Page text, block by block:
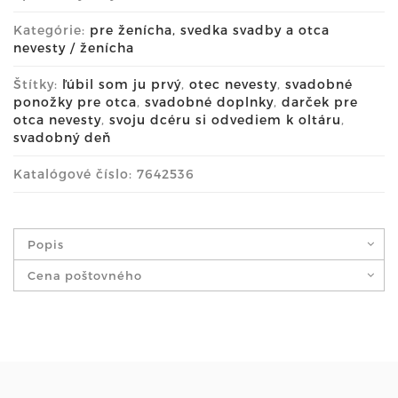
Kategórie: pre ženícha, svedka svadby a otca
nevesty / ženícha
Štítky: ľúbil som ju prvý, otec nevesty, svadobné
ponožky pre otca, svadobné doplnky, darček pre
otca nevesty, svoju dcéru si odvediem k oltáru,
svadobný deň
Katalógové číslo: 7642536
Popis
Cena poštovného